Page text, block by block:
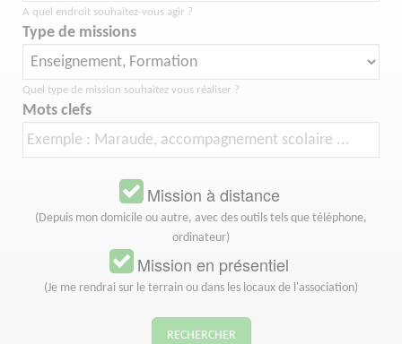
A quel endroit souhaitez-vous agir ?
Type de missions
Quel type de mission souhaitez vous réaliser ?
Mots clefs
Mission à distance
(Depuis mon domicile ou autre, avec des outils tels que téléphone,
ordinateur)
Mission en présentiel
(Je me rendrai sur le terrain ou dans les locaux de l'association)
RECHERCHER